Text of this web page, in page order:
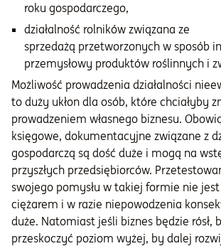
roku gospodarczego,
działalność rolników związana ze
sprzedażą przetworzonych w sposób
przemysłowy produktów roślinnych i
Możliwość prowadzenia działalności
to duży ukłon dla osób, które chciałyby
prowadzeniem własnego biznesu.
księgowe, dokumentacyjne związane z
gospodarczą są dość duże i mogą na
przyszłych przedsiębiorców.
swojego pomysłu w takiej formie nie
ciężarem i w razie niepowodzenia
duże. Natomiast jeśli biznes będzie rósł,
przeskoczyć poziom wyżej, by dalej